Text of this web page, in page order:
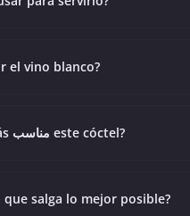
el vino blanco?
¿En qué ocasión es más مناسب este cóctel?
que salga lo mejor posible?